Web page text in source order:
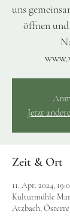
uns
öffnen
Jetzt
Zeit & Ort
11. Apr. 2024,
Kulturmühle
Atzbach,